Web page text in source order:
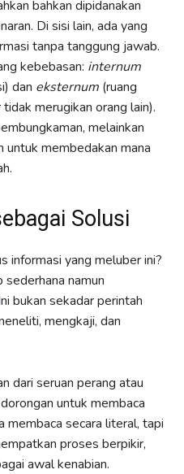
bahkan dipidanakan
Di sisi lain, ada yang
tanpa tanggung jawab.
kebebasan: internum
dan eksternum (ruang
merugikan orang lain).
melainkan
untuk membedakan mana
Solusi
informasi yang meluber ini?
sederhana namun
bukan sekadar perintah
mengkaji, dan
dari seruan perang atau
untuk membaca
membaca secara literal, tapi
proses berpikir,
awal kenabian.